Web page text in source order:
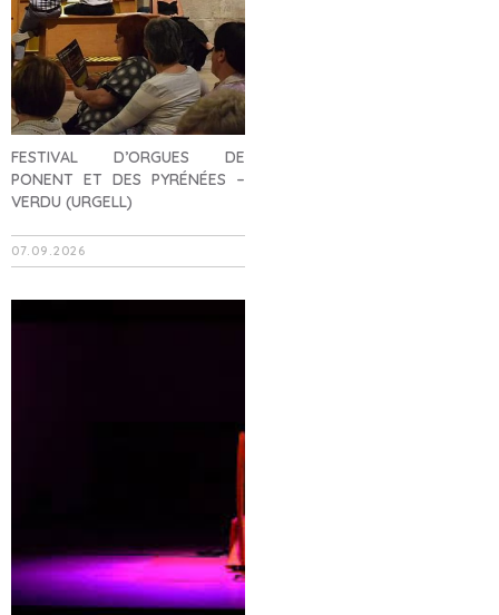
FESTIVAL D’ORGUES DE
PONENT ET DES PYRÉNÉES –
VERDU (URGELL)
07.09.2026